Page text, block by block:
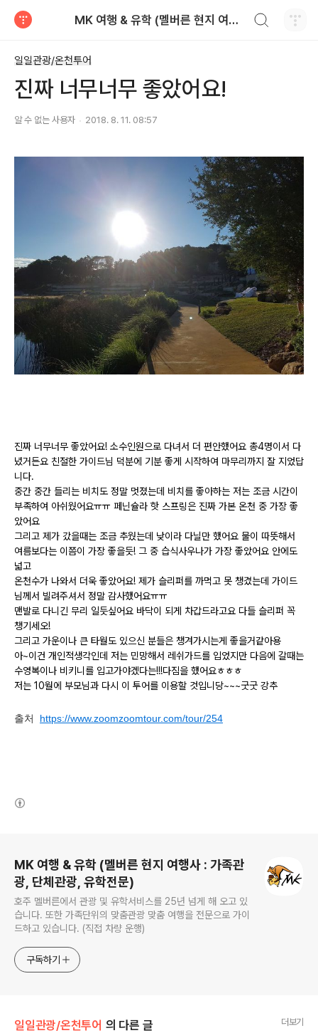
MK 여행 & 유학 (멜버른 현지 여행사 : 가족관광, 단체관광, 유학전문)
일일관광/온천투어
진짜 너무너무 좋았어요!
알 수 없는 사용자 2018. 8. 11. 08:57
진짜 너무너무 좋았어요! 소수인원으로 다녀서 더 편안했어요 총4명이서 다
녔거든요 친절한 가이드님 덕분에 기분 좋게 시작하여 마무리까지 잘 지었답
니다.
중간 중간 들리는 비치도 정말 멋졌는데 비치를 좋아하는 저는 조금 시간이
부족하여 아쉬웠어요ㅠㅠ 페닌슐라 핫 스프링은 진짜 가본 온천 중 가장 좋
았어요
그리고 제가 갔을때는 조금 추웠는데 낮이라 다닐만 했어요 물이 따뜻해서
여름보다는 이쯤이 가장 좋을듯! 그 중 습식사우나가 가장 좋았어요 안에도
넓고
온천수가 나와서 더욱 좋았어요! 제가 슬리퍼를 까먹고 못 챙겼는데 가이드
님께서 빌려주셔서 정말 감사했어요ㅠㅠ
맨발로 다니긴 무리 일듯싶어요 바닥이 되게 차갑드라고요 다들 슬리퍼 꼭
챙기세오!
그리고 가운이나 큰 타월도 있으신 분들은 챙겨가시는게 좋을거같아용
아~이건 개인적생각인데 저는 민망해서 레쉬가드를 입었지만 다음에 갈때는
수영복이나 비키니를 입고가야겠다는!!!다짐을 했어요ㅎㅎㅎ
저는 10월에 부모님과 다시 이 투어를 이용할 것입니당~~~굿굿 강추
출처 https://www.zoomzoomtour.com/tour/254
MK 여행 & 유학 (멜버른 현지 여행사 : 가족관
광, 단체관광, 유학전문)
호주 멜버른에서 관광 및 유학서비스를 25년 넘게 해 오고 있
습니다. 또한 가족단위의 맞춤관광 맞춤 여행을 전문으로 가이
드하고 있습니다. (직접 차량 운행)
구독하기
일일관광/온천투어 의 다른 글 더보기